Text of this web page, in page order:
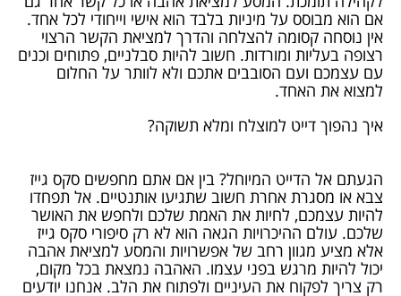
אם הוא מבוסס על מיניות בלבד הוא אישי וייחודי לכל אחד.
אין נוסחה קסומה להצלחה והדרך למציאת הקשר הרצוי
רצופה בעליות ומורדות. חשוב להיות סבלניים, פתוחים וכנים
עם עצמכם ועם הסובבים אתכם ולא לוותר על החלום
למצוא את האחד.
איך נהפוך דייט למוצלח ומלא תשוקה?
הגעתם אל הדייט המיוחל? בין אם אתם מחפשים סקס גייז
צבא או מסגרת אחרת חשוב שתגיעו אותנטיים. אל תפחדו
להיות עצמכם, לחיות את האמת שלכם ולחפש את האושר
שלכם. עולם ההיכרויות הגאה הוא לא רק סיפורי סקס גייז
אלא מציע מגוון רחב של אפשרויות והמסע למציאת אהבה
יכול להיות מרגש בפני עצמו. האהבה נמצאת בכל מקום,
רק צריך לפקוח את העיניים ולפתוח את הלב. אנחנו יודעים